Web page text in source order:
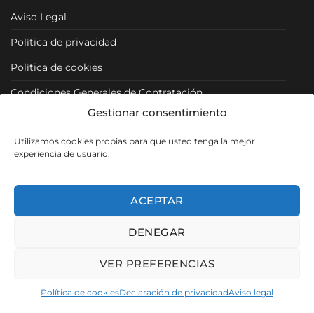
Gestionar consentimiento
Utilizamos cookies propias para que usted tenga la mejor
experiencia de usuario.
ACEPTAR
DENEGAR
VER PREFERENCIAS
Política de cookiesDeclaración de privacidadAviso legal
Aviso Legal
Política de privacidad
Política de cookies
Condiciones Generales de Contratación
Condiciones Particulares
Política de Venta y Cancelación/Devolución
Visa PayPal MasterCard
web porPigmalion